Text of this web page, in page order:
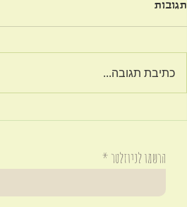
על פשרה בזוגיות
תגובות
כתיבת תגובה...
הרשמו לניוזלטר